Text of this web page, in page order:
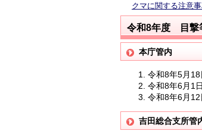
クマに関する注意
令和8年度 目撃
本庁管内
令和8年5月
令和8年6月1
令和8年6月
吉田総合支所管